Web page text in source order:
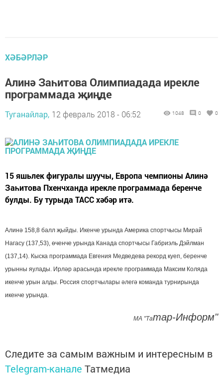
ХӘБӘРЛӘР
Алинә Заһитова Олимпиадада ирекле
программада җиңде
Туганайлар, 12 февраль 2018 - 06:52 1048 0 0
15 яшьлек фигуралы шуучы, Европа чемпионы Алинә
Заһитова Пхенчханда ирекле программада беренче
булды. Бу турыда ТАСС хәбәр итә.
Алинә 158,8 балл җыйды. Икенче урында Америка спортчысы Мирай
Нагасу (137,53), өченче урында Канада спортчысы Габриэль Дэйлман
(137,14). Кыска программада Евгения Медведева рекорд куеп, беренче
урынны яулады. Ирләр арасында ирекле программада Максим Коляда
икенче урын алды. Россия спортчылары әлегә команда турнирында
икенче урында
МА "Татар-Информ"
Следите за самым важным и интересным в
Telegram-канале Татмедиа